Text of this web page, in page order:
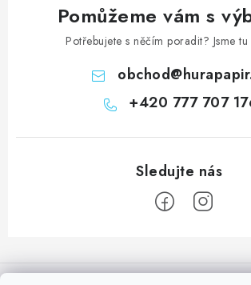
Pomůžeme vám s
Potřebujete s něčím poradit? Jsme
obchod@
+420 777 707
á